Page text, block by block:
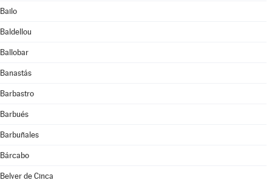
Bailo
Baldellou
Ballobar
Banastás
Barbastro
Barbués
Barbuñales
Bárcabo
Belver de Cinca